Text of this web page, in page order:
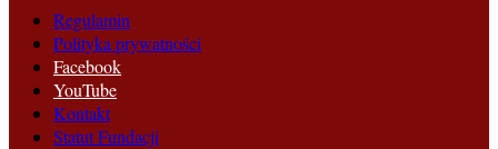
Regulamin
Polityka prywatności
Facebook
YouTube
Kontakt
Statut Fundacji